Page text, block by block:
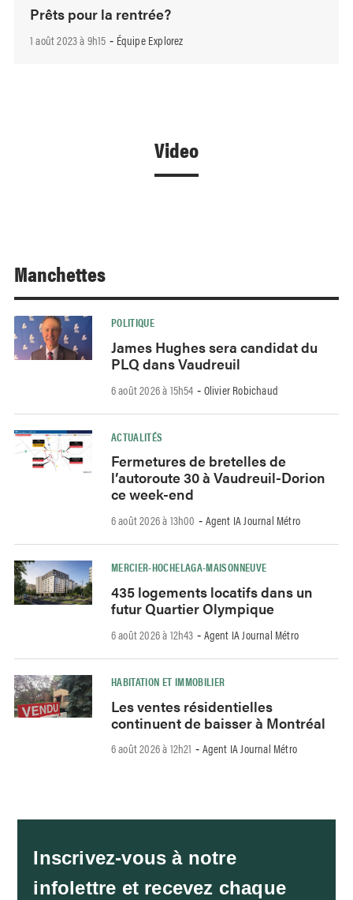
Prêts pour la rentrée?
1 août 2023 à 9h15 - Équipe Explorez
Video
Manchettes
POLITIQUE
James Hughes sera candidat du
PLQ dans Vaudreuil
6 août 2026 à 15h54 - Olivier Robichaud
ACTUALITÉS
Fermetures de bretelles de
l’autoroute 30 à Vaudreuil-Dorion
ce week-end
6 août 2026 à 13h00 - Agent IA Journal Métro
MERCIER-HOCHELAGA-MAISONNEUVE
435 logements locatifs dans un
futur Quartier Olympique
6 août 2026 à 12h43 - Agent IA Journal Métro
HABITATION ET IMMOBILIER
Les ventes résidentielles
continuent de baisser à Montréal
6 août 2026 à 12h21 - Agent IA Journal Métro
Inscrivez-vous à notre
infolettre et recevez chaque